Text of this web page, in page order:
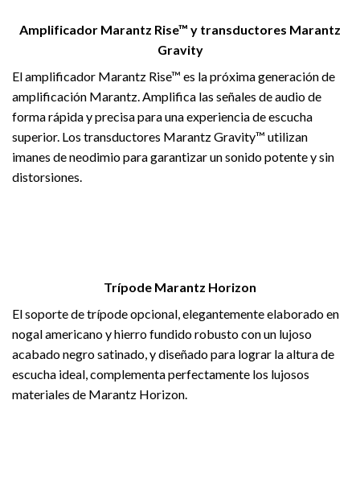
Amplificador Marantz Rise™ y transductores Marantz
Gravity
El amplificador Marantz Rise™ es la próxima generación de
amplificación Marantz. Amplifica las señales de audio de
forma rápida y precisa para una experiencia de escucha
superior. Los transductores Marantz Gravity™ utilizan
imanes de neodimio para garantizar un sonido potente y sin
distorsiones.
Trípode Marantz Horizon
El soporte de trípode opcional, elegantemente elaborado en
nogal americano y hierro fundido robusto con un lujoso
acabado negro satinado, y diseñado para lograr la altura de
escucha ideal, complementa perfectamente los lujosos
materiales de Marantz Horizon.